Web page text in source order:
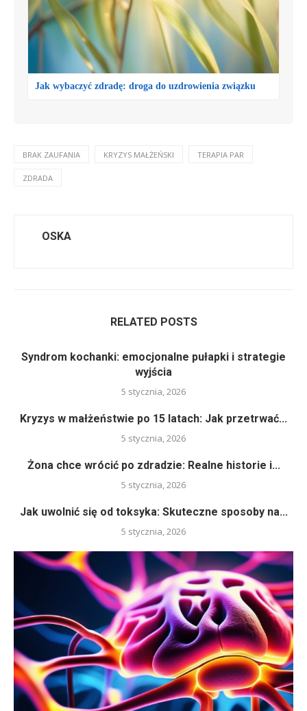
Jak wybaczyć zdradę: droga do uzdrowienia związku
BRAK ZAUFANIA KRYZYS MAŁŻEŃSKI TERAPIA PAR
ZDRADA
OSKA
RELATED POSTS
Syndrom kochanki: emocjonalne pułapki i strategie
wyjścia
5 stycznia, 2026
Kryzys w małżeństwie po 15 latach: Jak przetrwać...
5 stycznia, 2026
Żona chce wrócić po zdradzie: Realne historie i...
5 stycznia, 2026
Jak uwolnić się od toksyka: Skuteczne sposoby na...
5 stycznia, 2026